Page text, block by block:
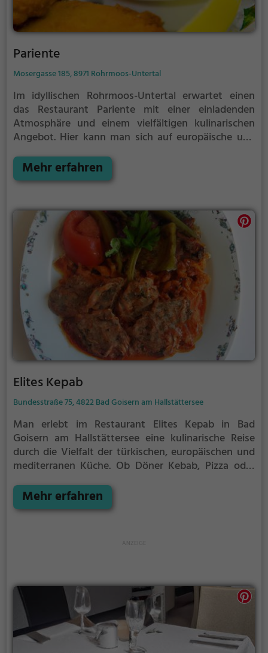
Pariente
Mosergasse 185, 8971 Rohrmoos-Untertal
Im idyllischen Rohrmoos-Untertal erwartet einen
das Restaurant Pariente mit einer einladenden
Atmosphäre und einem vielfältigen kulinarischen
Angebot. Hier kann man sich auf europäische und
zum Detail zubereitet werden. Darüber hinaus bietet
die Bar eine breite Auswahl an erfrischenden
speziellen Ernährungsbedürfnissen stehen zudem
vegane und vegetarische Gerichte auf der Karte. Ob
zum gemütlichen Abendessen zu zweit oder für
gesellige Abende mit Freunden - im Restaurant
Pariente erlebt man genussvolle Stunden in
stilvollem Ambiente.
Mehr erfahren
Elites Kepab
Bundesstraße 75, 4822 Bad Goisern am Hallstättersee
Man erlebt im Restaurant Elites Kepab in Bad
Goisern am Hallstättersee eine kulinarische Reise
durch die Vielfalt der türkischen, europäischen und
mediterranen Küche. Ob Döner Kebab, Pizza oder
Gaumen etwas dabei. In gemütlichem Ambiente
kann man sich von den exotischen Aromen und
Mehr erfahren